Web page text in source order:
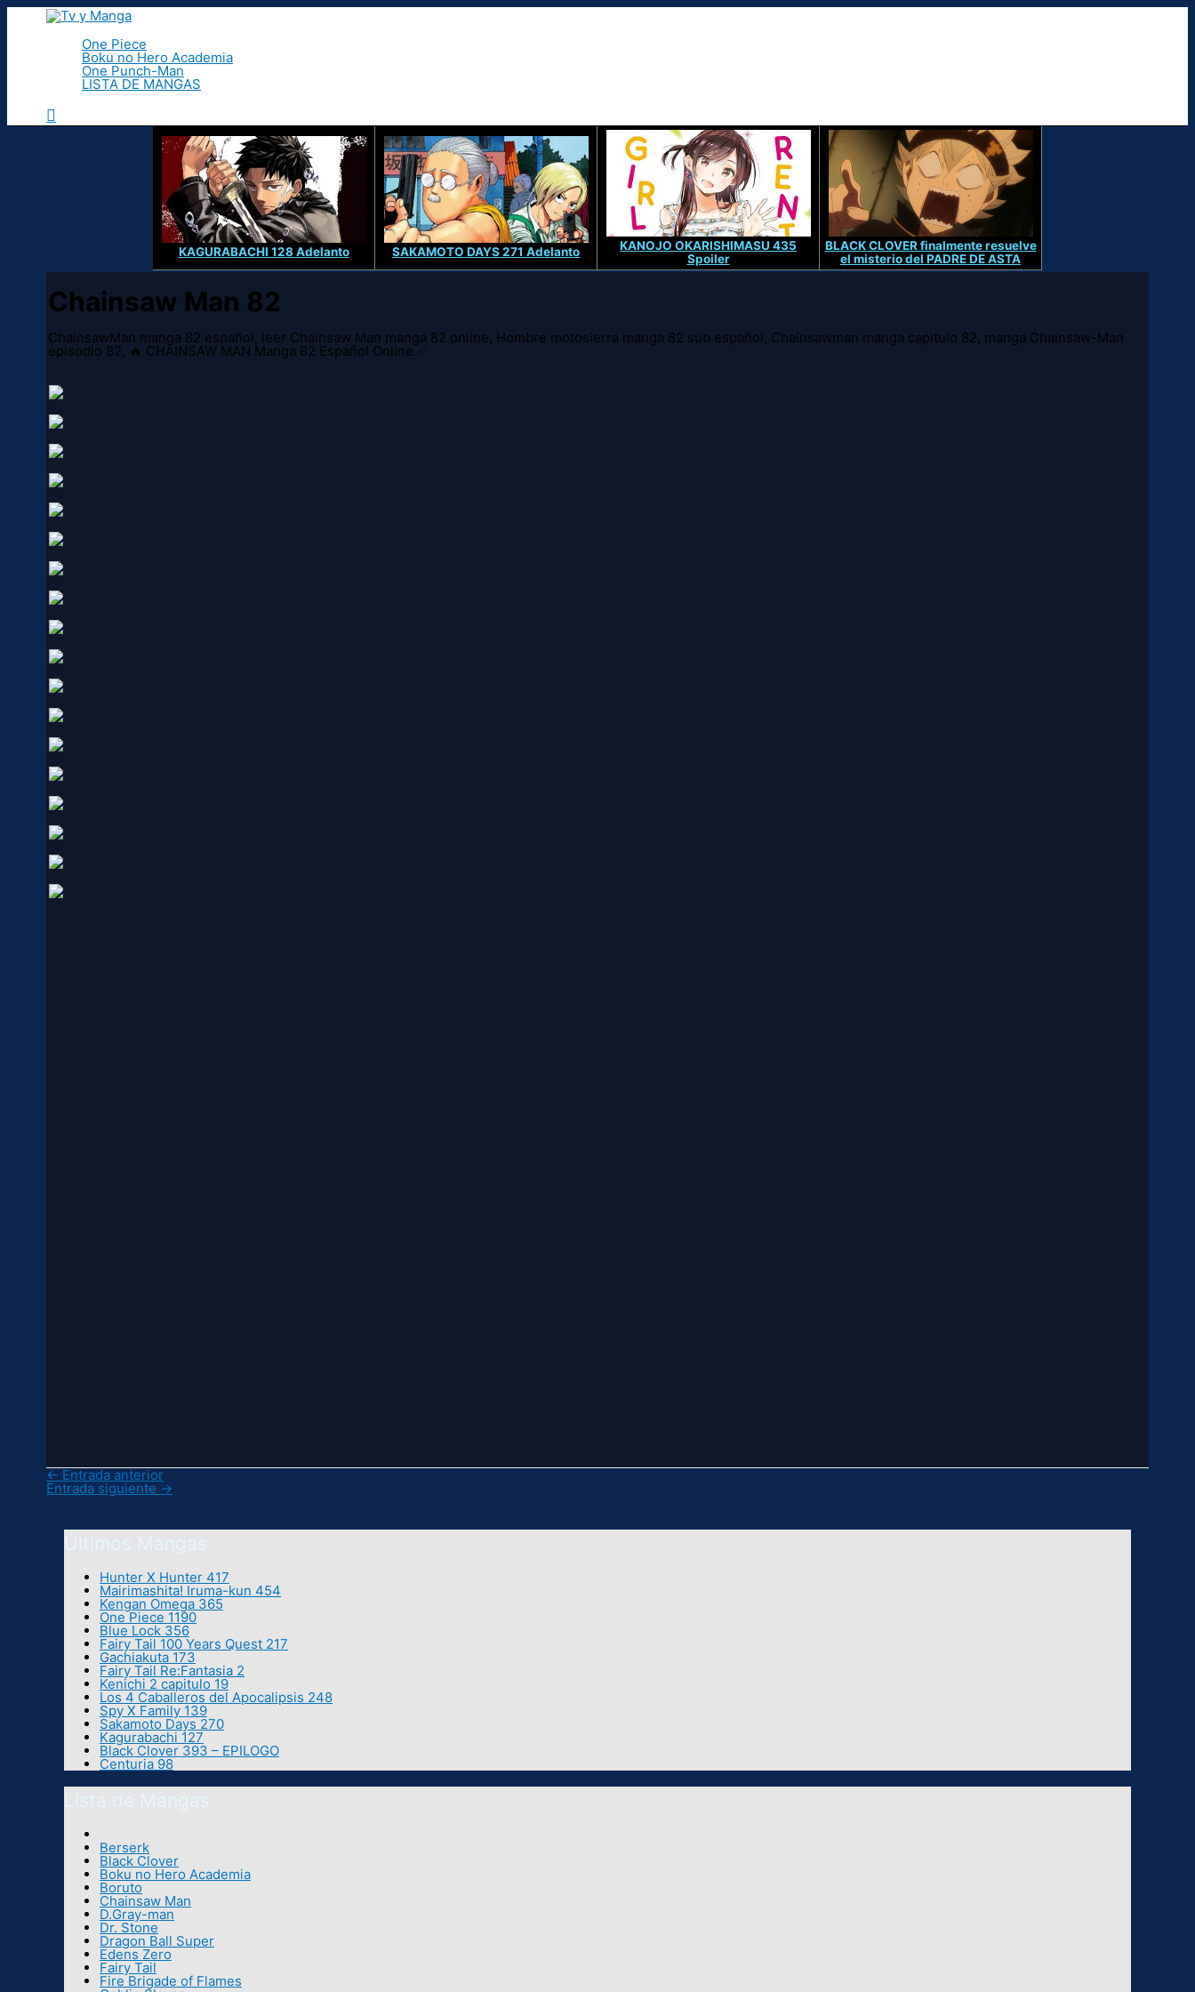
Ir
One Piece
Boku no Hero Academia
One Punch-Man
LISTA DE MANGAS
Buscar
KAGURABACHI 128 Adelanto SAKAMOTO DAYS 271 Adelanto
KANOJO OKARISHIMASU 435
Spoiler
BLACK CLOVER finalmente resuelve
el misterio del PADRE DE ASTA
Chainsaw Man 82
ChainsawMan manga 82 español, leer Chainsaw Man manga 82 online, Hombre motosierra manga 82 sub español, Chainsawman manga capitulo 82, manga Chainsaw-Man
episodio 82, 🔥 CHAINSAW MAN Manga 82 Español Online ✅
← Entrada anterior
Entrada siguiente →
Últimos Mangas
Hunter X Hunter 417
Mairimashita! Iruma-kun 454
Kengan Omega 365
One Piece 1190
Blue Lock 356
Fairy Tail 100 Years Quest 217
Gachiakuta 173
Fairy Tail Re:Fantasia 2
Kenichi 2 capitulo 19
Los 4 Caballeros del Apocalipsis 248
Spy X Family 139
Sakamoto Days 270
Kagurabachi 127
Black Clover 393 – EPILOGO
Centuria 98
Lista de Mangas
Berserk
Black Clover
Boku no Hero Academia
Boruto
Chainsaw Man
D.Gray-man
Dr. Stone
Dragon Ball Super
Edens Zero
Fairy Tail
Fire Brigade of Flames